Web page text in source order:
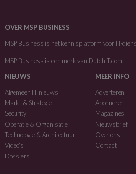
OVER MSP BUSINESS
MSP Business is het kennisplatform voor IT-
MSP Business is een merk van DutchIT.com.
NIEUWS
Algemeen IT nieuws
Markt & Strategie
Security
Operatie & Organisatie
Technologie & Architectuur
Video’s
Dossiers
MEER INFO
Adverteren
Abonneren
Magazines
Nieuwsbrief
Over ons
Contact